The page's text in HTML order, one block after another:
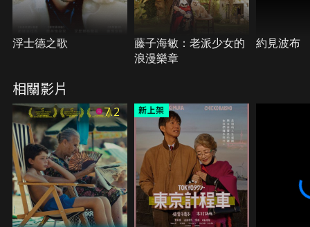
浮士德之歌
藤子海敏：老派少女的
浪漫樂章
約見波布
相關影片
7.2